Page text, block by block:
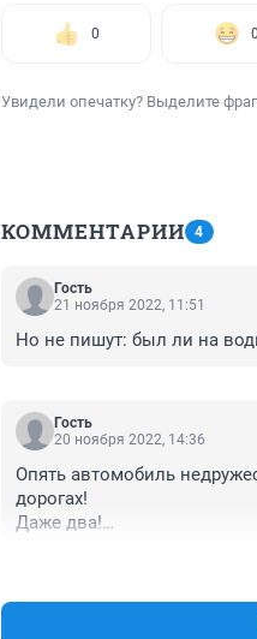
0 0
Увидели опечатку? Выделите
КОММЕНТАРИИ 4
Гость
21 ноября 2022, 11:51
Но не пишут: был ли на
Гость
20 ноября 2022, 14:36
Опять автомобиль
дорогах!
Даже два!